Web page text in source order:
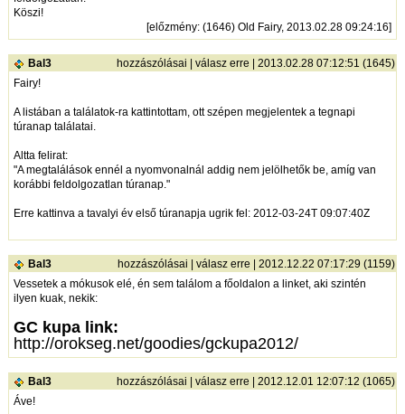
Köszi!
[előzmény: (1646) Old Fairy, 2013.02.28 09:24:16]
Bal3 hozzászólásai |válasz erre | 2013.02.28 07:12:51 (1645)
Fairy!
A listában a találatok-ra kattintottam, ott szépen megjelentek a tegnapi
túranap találatai.
Altta felirat:
"A megtalálások ennél a nyomvonalnál addig nem jelölhetők be, amíg van
korábbi feldolgozatlan túranap."
Erre kattinva a tavalyi év első túranapja ugrik fel: 2012-03-24T 09:07:40Z
Bal3 hozzászólásai |válasz erre | 2012.12.22 07:17:29 (1159)
Vessetek a mókusok elé, én sem találom a főoldalon a linket, aki szintén
ilyen kuak, nekik:
GC kupa link:
http://orokseg.net/goodies/gckupa2012/
Bal3 hozzászólásai |válasz erre | 2012.12.01 12:07:12 (1065)
Áve!